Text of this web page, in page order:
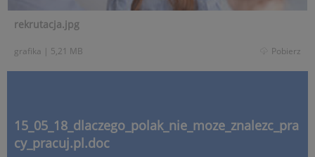
rekrutacja.jpg
grafika | 5,21 MB Pobierz
15_05_18_dlaczego_polak_nie_moze_znalezc_pra
cy_pracuj.pl.doc